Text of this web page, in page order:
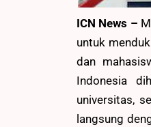
ICN News –
untuk
dan
Indonesia
universitas,
langsung